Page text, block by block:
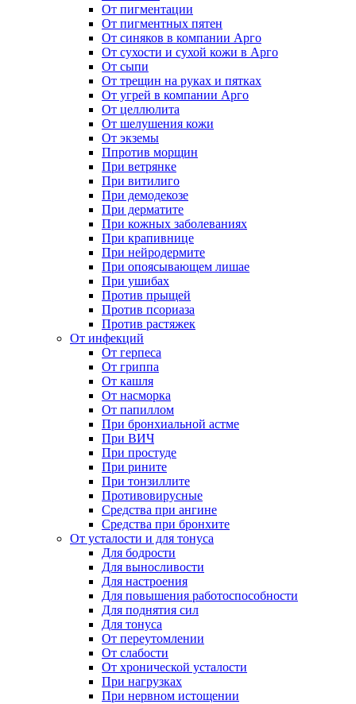
От пигментации
От пигментных пятен
От синяков в компании Арго
От сухости и сухой кожи в Арго
От сыпи
От трещин на руках и пятках
От угрей в компании Арго
От целлюлита
От шелушения кожи
От экземы
Ппротив морщин
При ветрянке
При витилиго
При демодекозе
При дерматите
При кожных заболеваниях
При крапивнице
При нейродермите
При опоясывающем лишае
При ушибах
Против прыщей
Против псориаза
Против растяжек
От инфекций
От герпеса
От гриппа
От кашля
От насморка
От папиллом
При бронхиальной астме
При ВИЧ
При простуде
При рините
При тонзиллите
Противовирусные
Средства при ангине
Средства при бронхите
От усталости и для тонуса
Для бодрости
Для выносливости
Для настроения
Для повышения работоспособности
Для поднятия сил
Для тонуса
От переутомлении
От слабости
От хронической усталости
При нагрузках
При нервном истощении